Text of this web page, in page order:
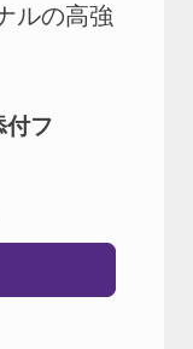
ルの高強
付フ